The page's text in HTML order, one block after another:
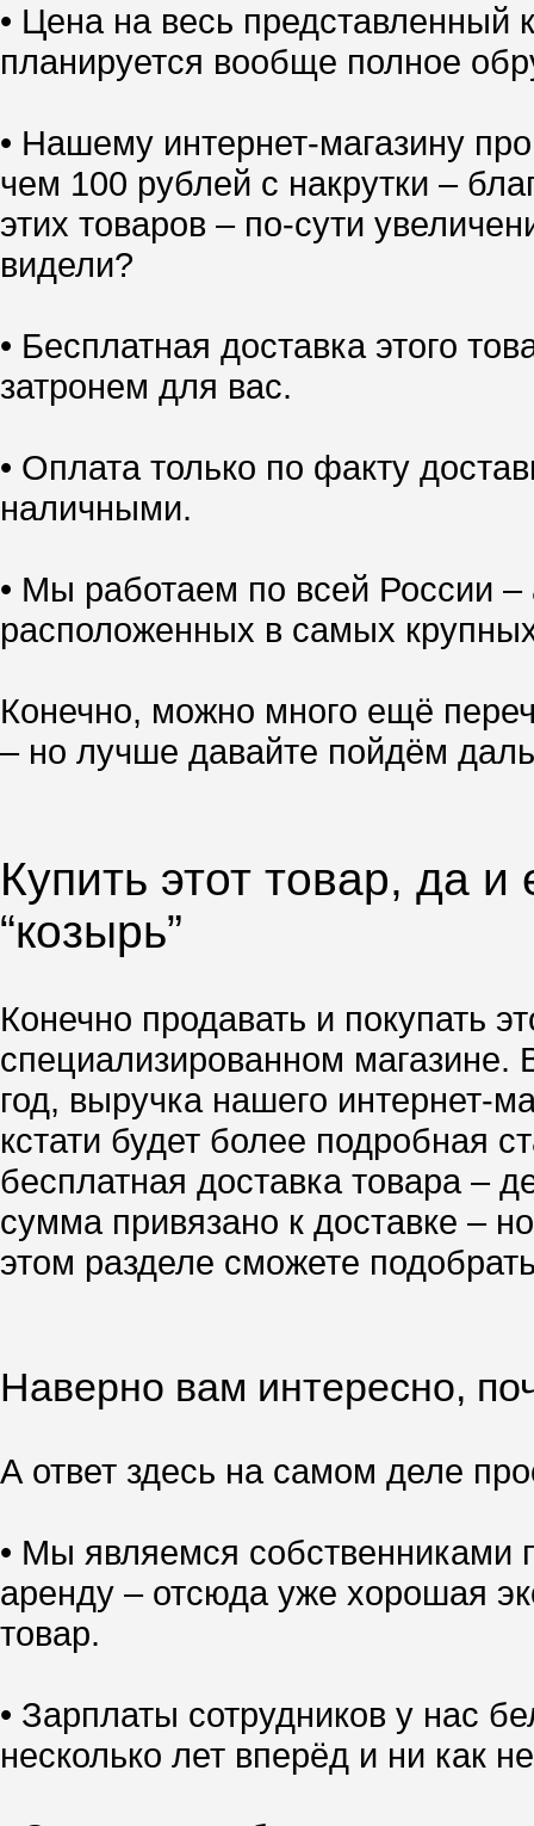
• Цена на весь
планируется вообще полное
• Нашему интернет-магазину
чем 100 рублей с накрутки –
этих товаров – по-сути
видели?
• Бесплатная доставка этого
затронем для вас.
• Оплата только по факту
наличными.
• Мы работаем по всей России
расположенных в самых
Конечно, можно много ещё
– но лучше давайте пойдём
Купить этот товар, да
“козырь”
Конечно продавать и покупать
специализированном магазине.
год, выручка нашего интернет-
кстати будет более подробная
бесплатная доставка товара –
сумма привязано к доставке –
этом разделе сможете
Наверно вам интересно,
А ответ здесь на самом деле
• Мы являемся собственниками
аренду – отсюда уже хорошая
товар.
• Зарплаты сотрудников у нас
несколько лет вперёд и ни как